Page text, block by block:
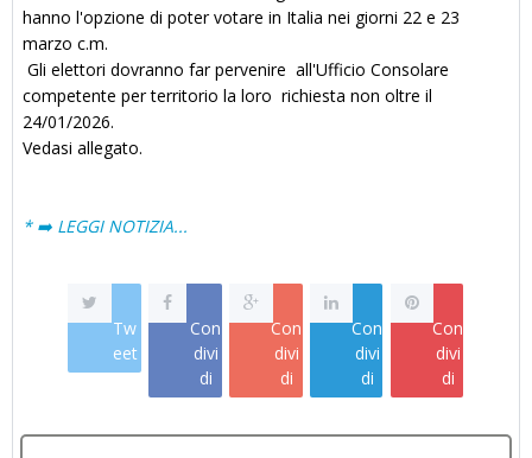
hanno l'opzione di poter votare in Italia nei giorni 22 e 23
marzo c.m.
Gli elettori dovranno far pervenire all'Ufficio Consolare
competente per territorio la loro richiesta non oltre il
24/01/2026.
Vedasi allegato.
* ➡️ LEGGI NOTIZIA...
Tw
eet
Con
divi
di
Con
divi
di
Con
divi
di
Con
divi
di